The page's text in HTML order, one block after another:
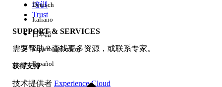
培训
Trust
SUPPORT & SERVICES
需要帮助？查找更多资源，或联系专家。
获得支持
技术提供者 Experience Cloud
Deutsch
Italiano
日本語
Español (México)
Español